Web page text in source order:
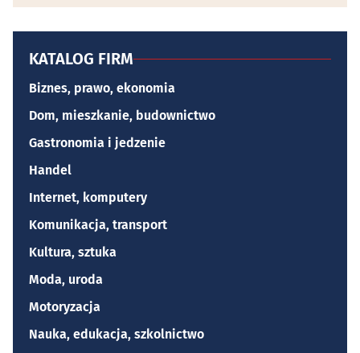
KATALOG FIRM
Biznes, prawo, ekonomia
Dom, mieszkanie, budownictwo
Gastronomia i jedzenie
Handel
Internet, komputery
Komunikacja, transport
Kultura, sztuka
Moda, uroda
Motoryzacja
Nauka, edukacja, szkolnictwo